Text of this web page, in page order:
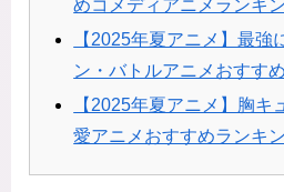
めコメディアニメランキ
【2025年夏アニメ】最強
ン・バトルアニメおすす
【2025年夏アニメ】胸キ
愛アニメおすすめランキ